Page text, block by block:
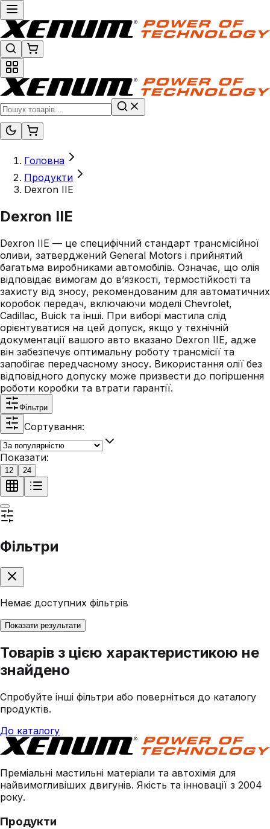
Головна
Продукти
Dexron IIE
Dexron IIE
Dexron IIE — це специфічний стандарт трансмісійної
оливи, затверджений General Motors і прийнятий
багатьма виробниками автомобілів. Означає, що олія
відповідає вимогам до в’язкості, термостійкості та
захисту від зносу, рекомендованим для автоматичних
коробок передач, включаючи моделі Chevrolet,
Cadillac, Buick та інші. При виборі мастила слід
орієнтуватися на цей допуск, якщо у технічній
документації вашого авто вказано Dexron IIE, адже
він забезпечує оптимальну роботу трансмісії та
запобігає передчасному зносу. Використання олії без
відповідного допуску може призвести до погіршення
роботи коробки та втрати гарантії.
Фільтри
Сортування:
Показати:
12 24
Фільтри
Немає доступних фільтрів
Показати результати
Товарів з цією характеристикою не
знайдено
Спробуйте інші фільтри або поверніться до каталогу
продуктів.
До каталогу
Преміальні мастильні матеріали та автохімія для
найвимогливіших двигунів. Якість та інновації з 2004
року.
Продукти